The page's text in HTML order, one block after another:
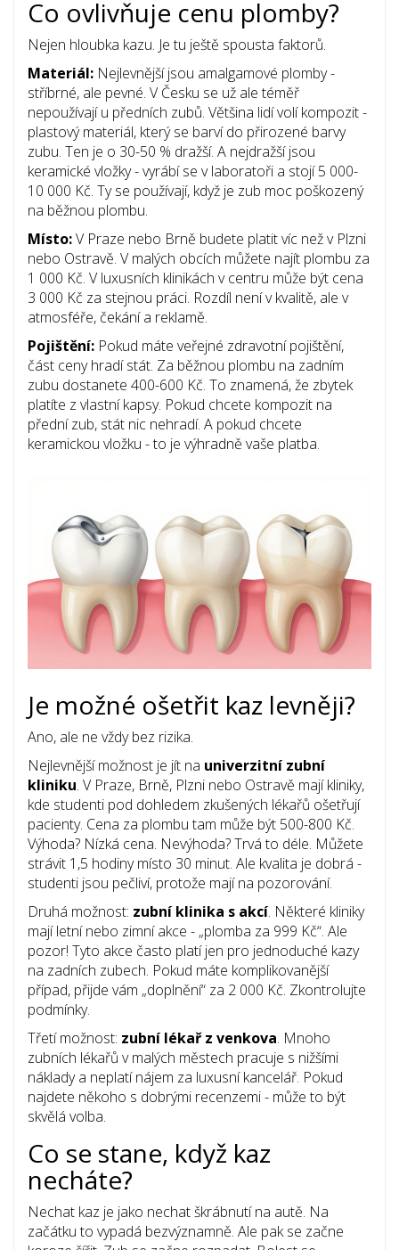
Co ovlivňuje cenu plomby?
Nejen hloubka kazu. Je tu ještě spousta faktorů.
Materiál: Nejlevnější jsou amalgamové plomby -
stříbrné, ale pevné. V Česku se už ale téměř
nepoužívají u předních zubů. Většina lidí volí kompozit -
plastový materiál, který se barví do přirozené barvy
zubu. Ten je o 30-50 % dražší. A nejdražší jsou
keramické vložky - vyrábí se v laboratoři a stojí 5 000-
10 000 Kč. Ty se používají, když je zub moc poškozený
na běžnou plombu.
Místo:V Praze nebo Brně budete platit víc než v Plzni
nebo Ostravě. V malých obcích můžete najít plombu za
1 000 Kč. V luxusních klinikách v centru může být cena
3 000 Kč za stejnou práci. Rozdíl není v kvalitě, ale v
atmosféře, čekání a reklamě.
Pojištění: Pokud máte veřejné zdravotní pojištění,
část ceny hradí stát. Za běžnou plombu na zadním
zubu dostanete 400-600 Kč. To znamená, že zbytek
platíte z vlastní kapsy. Pokud chcete kompozit na
přední zub, stát nic nehradí. A pokud chcete
keramickou vložku - to je výhradně vaše platba.
Je možné ošetřit kaz levněji?
Ano, ale ne vždy bez rizika.
Nejlevnější možnost je jít na univerzitní zubní
kliniku. V Praze, Brně, Plzni nebo Ostravě mají kliniky,
kde studenti pod dohledem zkušených lékařů ošetřují
pacienty. Cena za plombu tam může být 500-800 Kč.
Výhoda? Nízká cena. Nevýhoda? Trvá to déle. Můžete
strávit 1,5 hodiny místo 30 minut. Ale kvalita je dobrá -
studenti jsou pečliví, protože mají na pozorování.
Druhá možnost: zubní klinika s akcí. Některé kliniky
mají letní nebo zimní akce - „plomba za 999 Kč“. Ale
pozor! Tyto akce často platí jen pro jednoduché kazy
na zadních zubech. Pokud máte komplikovanější
případ, přijde vám „doplnění“ za 2 000 Kč. Zkontrolujte
podmínky.
Třetí možnost: zubní lékař z venkova. Mnoho
zubních lékařů v malých městech pracuje s nižšími
náklady a neplatí nájem za luxusní kancelář. Pokud
najdete někoho s dobrými recenzemi - může to být
skvělá volba.
Co se stane, když kaz
necháte?
Nechat kaz je jako nechat škrábnutí na autě. Na
začátku to vypadá bezvýznamně. Ale pak se začne